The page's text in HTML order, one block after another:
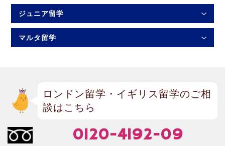
ジュニア留学
マルタ留学
ロンドン留学・イギリス留学のご相
談はこちら
0120-4192-09